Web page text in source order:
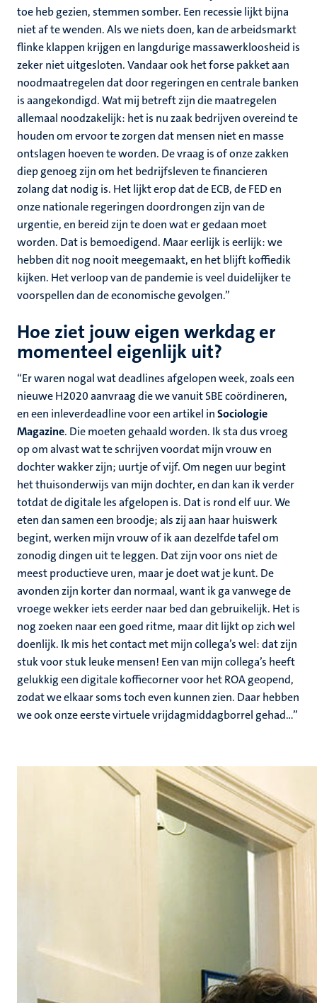
toe heb gezien, stemmen somber. Een recessie lijkt bijna
niet af te wenden. Als we niets doen, kan de arbeidsmarkt
flinke klappen krijgen en langdurige massawerkloosheid is
zeker niet uitgesloten. Vandaar ook het forse pakket aan
noodmaatregelen dat door regeringen en centrale banken
is aangekondigd. Wat mij betreft zijn die maatregelen
allemaal noodzakelijk: het is nu zaak bedrijven overeind te
houden om ervoor te zorgen dat mensen niet en masse
ontslagen hoeven te worden. De vraag is of onze zakken
diep genoeg zijn om het bedrijfsleven te financieren
zolang dat nodig is. Het lijkt erop dat de ECB, de FED en
onze nationale regeringen doordrongen zijn van de
urgentie, en bereid zijn te doen wat er gedaan moet
worden. Dat is bemoedigend. Maar eerlijk is eerlijk: we
hebben dit nog nooit meegemaakt, en het blijft koffiedik
kijken. Het verloop van de pandemie is veel duidelijker te
voorspellen dan de economische gevolgen.”
Hoe ziet jouw eigen werkdag er
momenteel eigenlijk uit?
“Er waren nogal wat deadlines afgelopen week, zoals een
nieuwe H2020 aanvraag die we vanuit SBE coördineren,
en een inleverdeadline voor een artikel inSociologie
Magazine. Die moeten gehaald worden. Ik sta dus vroeg
op om alvast wat te schrijven voordat mijn vrouw en
dochter wakker zijn; uurtje of vijf. Om negen uur begint
het thuisonderwijs van mijn dochter, en dan kan ik verder
totdat de digitale les afgelopen is. Dat is rond elf uur. We
eten dan samen een broodje; als zij aan haar huiswerk
begint, werken mijn vrouw of ik aan dezelfde tafel om
zonodig dingen uit te leggen. Dat zijn voor ons niet de
meest productieve uren, maar je doet wat je kunt. De
avonden zijn korter dan normaal, want ik ga vanwege de
vroege wekker iets eerder naar bed dan gebruikelijk. Het is
nog zoeken naar een goed ritme, maar dit lijkt op zich wel
doenlijk. Ik mis het contact met mijn collega’s wel: dat zijn
stuk voor stuk leuke mensen! Een van mijn collega’s heeft
gelukkig een digitale koffiecorner voor het ROA geopend,
zodat we elkaar soms toch even kunnen zien. Daar hebben
we ook onze eerste virtuele vrijdagmiddagborrel gehad…”